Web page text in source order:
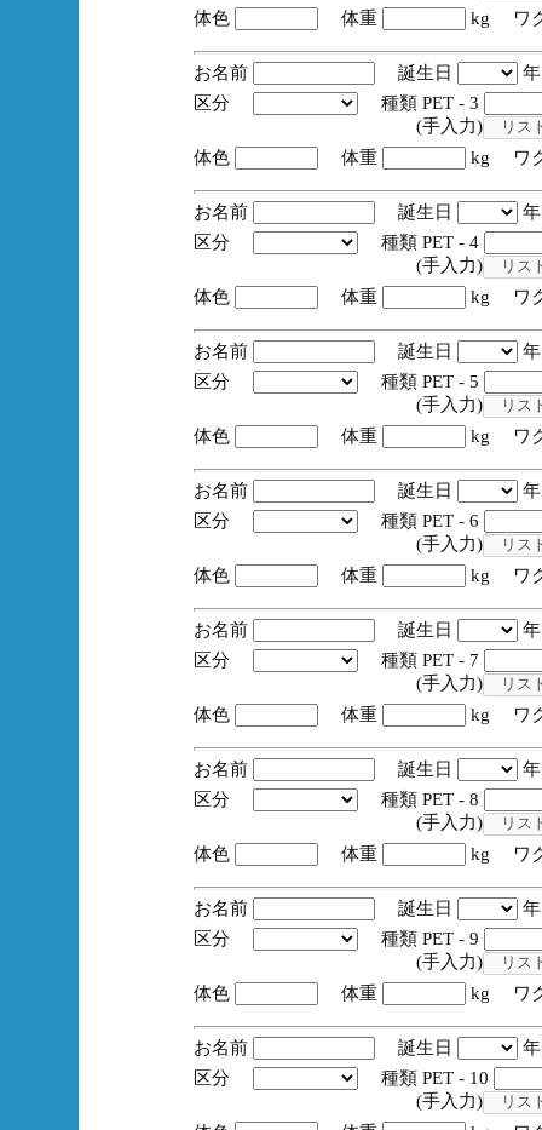
体色
体重 kg ワ
お名前 誕生日
区分
種類 PET - 3
(手入力)
体色
体重 kg ワ
お名前 誕生日
区分
種類 PET - 4
(手入力)
体色
体重 kg ワ
お名前 誕生日
区分
種類 PET - 5
(手入力)
体色
体重 kg ワ
お名前 誕生日
区分
種類 PET - 6
(手入力)
体色
体重 kg ワ
お名前 誕生日
区分
種類 PET - 7
(手入力)
体色
体重 kg ワ
お名前 誕生日
区分
種類 PET - 8
(手入力)
体色
体重 kg ワ
お名前 誕生日
区分
種類 PET - 9
(手入力)
体色
体重 kg ワ
お名前 誕生日
区分
種類 PET - 10
(手入力)